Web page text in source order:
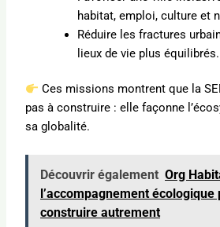
habitat, emploi, culture et
Réduire les fractures
lieux de vie plus équilibrés.
Ces missions montrent que la
pas à construire : elle façonne
sa globalité.
Découvrir également Org
l’accompagnement
construire autrement